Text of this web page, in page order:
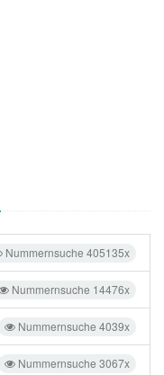
Nummernsuche 405135x
Nummernsuche 14476x
Nummernsuche 4039x
Nummernsuche 3067x